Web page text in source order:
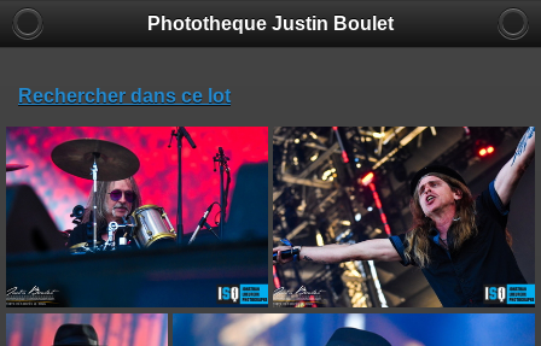
Phototheque Justin Boulet
Rechercher dans ce lot